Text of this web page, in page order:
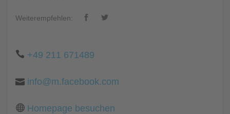
Weiterempfehlen:
+49 211 671489
info@m.facebook.com
Homepage besuchen